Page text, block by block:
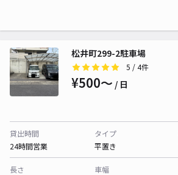
松井町299-2駐車場
5 / 4件
¥500〜 / 日
貸出時間
24時間営業
タイプ
平置き
長さ
車幅